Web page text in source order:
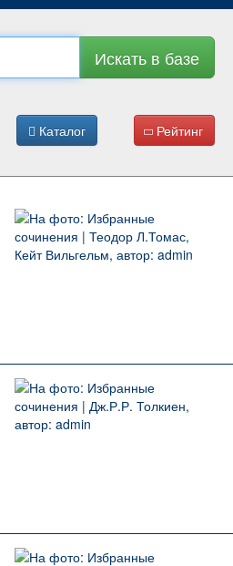
Искать в базе
Рейтинг
Каталог